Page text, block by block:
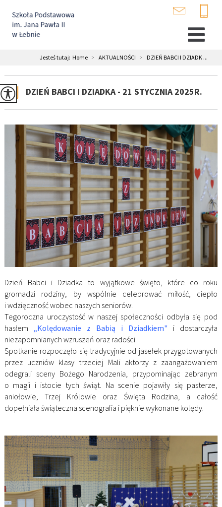
Jesteś tutaj: Home > AKTUALNOŚCI > DZIEŃ BABCI I DZIADK ...
DZIEŃ BABCI I DZIADKA - 21 STYCZNIA 2025R.
Dzień Babci i Dziadka to wyjątkowe święto, które co roku
gromadzi rodziny, by wspólnie celebrować miłość, ciepło
i wdzięczność wobec naszych seniorów.
Tegoroczna uroczystość w naszej społeczności odbyła się pod
hasłem
„Kolędowanie z Babią i Dziadkiem" i dostarczyła
niezapomnianych wzruszeń oraz radości.
Spotkanie rozpoczęło się tradycyjnie od jasełek przygotowanych
przez uczniów klasy trzeciej Mali aktorzy z zaangażowaniem
odegrali sceny Bożego Narodzenia, przypominając zebranym
o magii i istocie tych świąt. Na scenie pojawiły się pasterze,
aniołowie, Trzej Królowie oraz Święta Rodzina, a całość
dopełniała świąteczna scenografia i pięknie wykonane kolędy.